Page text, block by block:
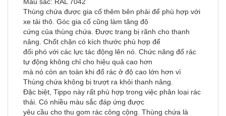
Thùng chứa được gia cố thêm bên phải để phù hợp với
xe tải thô. Góc gia cố cũng làm tăng độ
cứng của thùng chứa. Được trang bị rãnh cho thanh
nâng. Chốt chặn có kích thước phù hợp để
đối phó với các lực tác động lên nó. Chức năng đổ rác
tự động không chỉ cho hiệu quả cao hơn
mà nó còn an toàn khi đổ rác ở độ cao lớn hơn vì
Thùng chứa không bị trượt ra khỏi thanh nâng.
Đặc biệt, Tippo này rất phù hợp trong việc phân loại rác
thải. Có nhiều màu sắc đáp ứng được
yêu cầu cho thu gom rác công cộng. Thùng chứa là